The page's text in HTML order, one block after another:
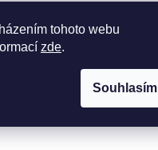
tohoto webu
zde.
Souhlasím
Kč